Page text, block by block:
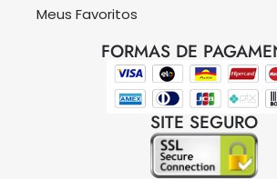
Meus Favoritos
FORMAS DE
SITE SEGURO